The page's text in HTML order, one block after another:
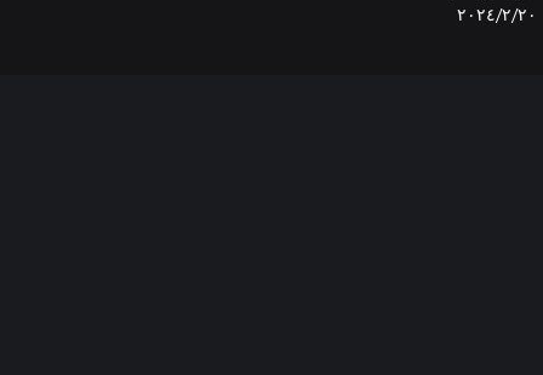
٢٠‏/٢‏/٢٠٢٤